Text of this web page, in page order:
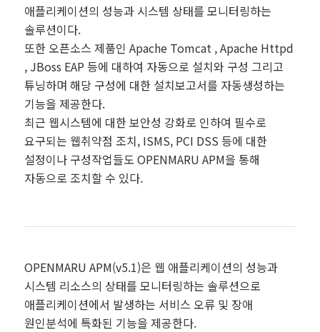
애플리케이션의 성능과 시스템 상태를 모니터링하는
솔루션이다.
또한 오픈소스 제품인 Apache Tomcat , Apache Httpd
, JBoss EAP 등에 대하여 자동으로 설치와 구성 그리고
튜닝하며 해당 구성에 대한 설치보고서를 자동생성하는
기능을 제공한다.
최근 웹시스템에 대한 보안성 강화로 인하여 필수로
요구되는 웹취약점 조치, ISMS, PCI DSS 등에 대한
설정이나 구성작업들도 OPENMARU APM을 통해
자동으로 조치할 수 있다.
OPENMARU APM(v5.1)은 웹 애플리케이션의 성능과
시스템 리소스의 상태를 모니터링하는 솔루션으로
애플리케이션에서 발생하는 서비스 오류 및 장애
원인분석에 특화된 기능을 제공한다.